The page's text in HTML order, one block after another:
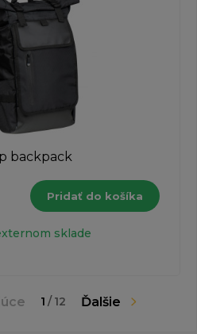
1 / 12 Ďalšie
backpack
Pridať do košíka
sklade